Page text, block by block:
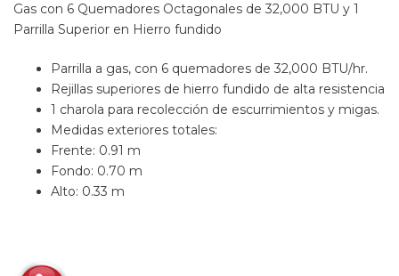
Gas con 6 Quemadores Octagonales de 32,000 BTU y 1
Parrilla Superior en Hierro fundido
Parrilla a gas, con 6 quemadores de 32,000 BTU/hr.
Rejillas superiores de hierro fundido de alta resistencia
1 charola para recolección de escurrimientos y migas.
Medidas exteriores totales:
Frente: 0.91 m
Fondo: 0.70 m
Alto: 0.33 m